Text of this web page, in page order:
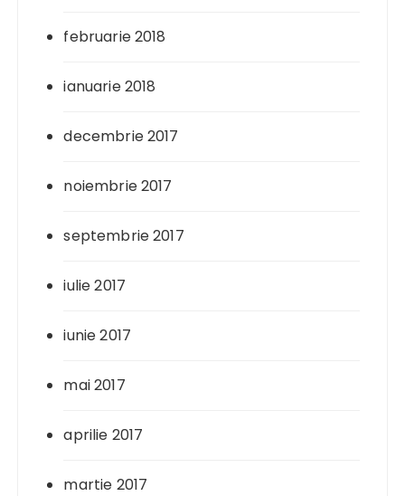
februarie 2018
ianuarie 2018
decembrie 2017
noiembrie 2017
septembrie 2017
iulie 2017
iunie 2017
mai 2017
aprilie 2017
martie 2017